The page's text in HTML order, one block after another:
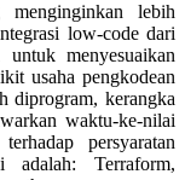
lebih
low-code dari
menyesuaikan
usaha pengkodean
diprogram, kerangka
waktu-ke-nilai
persyaratan
adalah: Terraform,